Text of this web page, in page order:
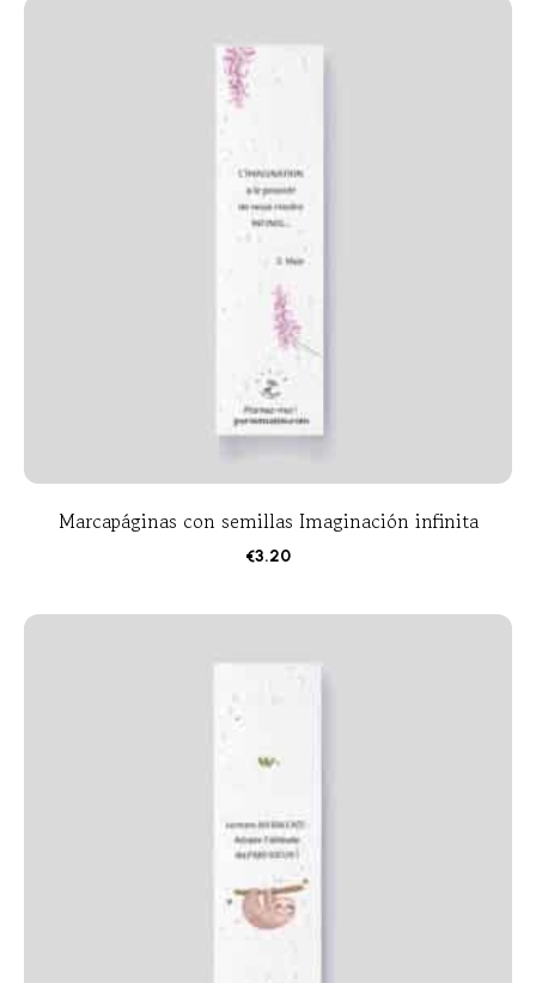
Marcapáginas con semillas Imaginación infinita
€3.20